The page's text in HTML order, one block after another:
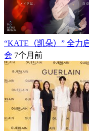
“KATE（凯朵）” 全力
会 7个月前